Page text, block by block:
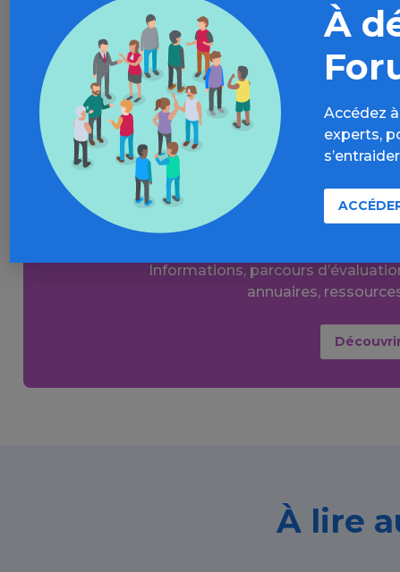
Pour enrichir votre lecture vous pouvez
qui montre la corrélation entre pauvreté et
la religion et les sensations qu’elle implique
comme rempart contre cette même
Aller plus loin sur
Informations, parcours
annuaires,
À lire
À
Accédez
experts,